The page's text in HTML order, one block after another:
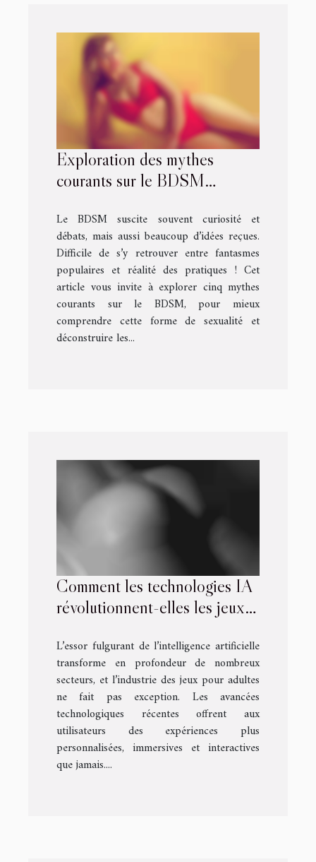
Exploration des mythes
courants sur le BDSM
Le BDSM suscite souvent curiosité et
débats, mais aussi beaucoup d’idées reçues.
Difficile de s’y retrouver entre fantasmes
populaires et réalité des pratiques ! Cet
article vous invite à explorer cinq mythes
courants sur le BDSM, pour mieux
comprendre cette forme de sexualité et
déconstruire les...
Comment les technologies IA
révolutionnent-elles les jeux
L’essor fulgurant de l’intelligence artificielle
transforme en profondeur de nombreux
secteurs, et l’industrie des jeux pour adultes
ne fait pas exception. Les avancées
technologiques récentes offrent aux
utilisateurs des expériences plus
personnalisées, immersives et interactives
que jamais....